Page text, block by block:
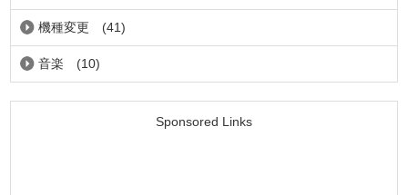
機種変更 (41)
音楽 (10)
Sponsored Links